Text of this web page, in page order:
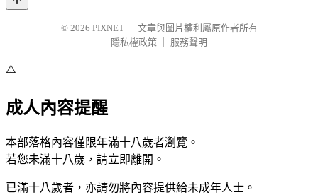
© 2026 PIXNET
文章與圖片權利屬原作者所有
隱私權政策
服務聲明
⚠️
成人內容提醒
本部落格內容僅限年滿十八歲者瀏覽。
若您未滿十八歲，請立即離開。
已滿十八歲者，亦請勿將內容提供給未成年人士。